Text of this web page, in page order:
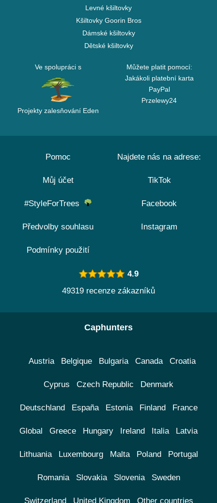
Levné kšiltovky
Kšiltovky Goorin Bros
Dámské kšiltovky
Dětské kšiltovky
Ve spolupráci s
Projekty zalesňování Eden
Můžete platit pomocí:
Jakákoli platební karta
PayPal
Przelewy24
Pomoc
Můj účet
#StyleForTrees
Předvolby souhlasu
Podmínky použití
Najdete nás na adrese:
TikTok
Facebook
Instagram
4.9
49319 recenze zákazníků
Caphunters
Austria Belgique Bulgaria Canada Croatia
Cyprus Czech Republic Denmark
Deutschland España Estonia Finland France
Global Greece Hungary Ireland Italia Latvia
Lithuania Luxembourg Malta Poland Portugal
Romania Slovakia Slovenia Sweden
Switzerland United Kingdom Other countries